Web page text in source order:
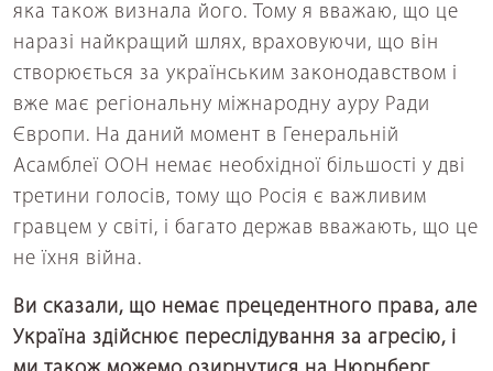
яка також визнала його. Тому я вважаю, що це
наразі найкращий шлях, враховуючи, що він
створюється за українським законодавством і
вже має регіональну міжнародну ауру Ради
Європи. На даний момент в Генеральній
Асамблеї ООН немає необхідної більшості у дві
третини голосів, тому що Росія є важливим
гравцем у світі, і багато держав вважають, що це
не їхня війна.
Ви сказали, що немає прецедентного права, але
Україна здійснює переслідування за агресію, і